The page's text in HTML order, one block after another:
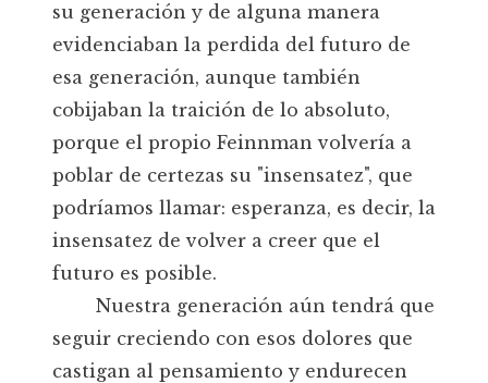
su generación y de alguna manera
evidenciaban la perdida del futuro de
esa generación, aunque también
cobijaban la traición de lo absoluto,
porque el propio Feinnman volvería a
poblar de certezas su "insensatez", que
podríamos llamar: esperanza, es decir, la
insensatez de volver a creer que el
futuro es posible.
Nuestra generación aún tendrá que
seguir creciendo con esos dolores que
castigan al pensamiento y endurecen